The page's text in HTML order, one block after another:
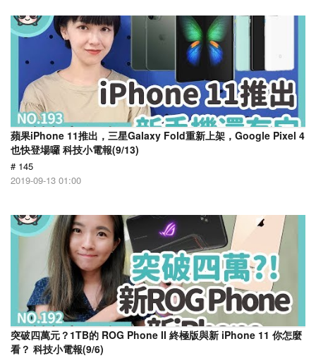
蘋果iPhone 11推出，三星Galaxy Fold重新上架，Google Pixel 4
也快登場囉 科技小電報(9/13)
# 145
2019-09-13 01:00
突破四萬元？1TB的 ROG Phone II 終極版與新 iPhone 11 你怎麼
看？ 科技小電報(9/6)